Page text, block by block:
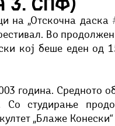
фестивал
на „Отскочна даска
Во
кој беше еден од
година. Средното
Со студирање
„Блаже